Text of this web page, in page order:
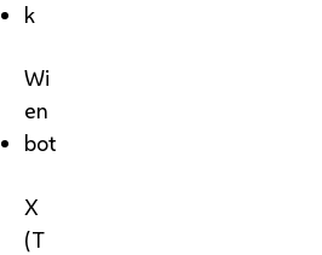
k
Wi
en
bot
X
(T